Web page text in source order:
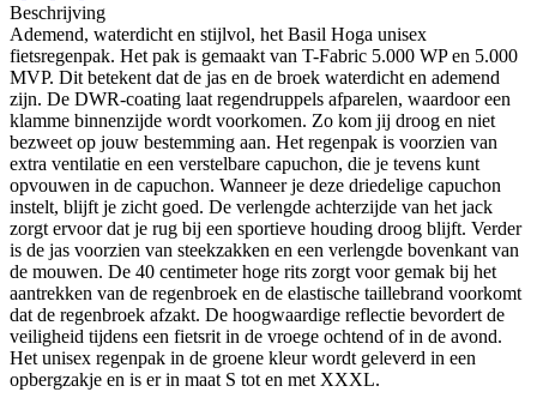
Beschrijving
Ademend, waterdicht en stijlvol, het Basil Hoga unisex
fietsregenpak. Het pak is gemaakt van T-Fabric 5.000 WP en 5.000
MVP. Dit betekent dat de jas en de broek waterdicht en ademend
zijn. De DWR-coating laat regendruppels afparelen, waardoor een
klamme binnenzijde wordt voorkomen. Zo kom jij droog en niet
bezweet op jouw bestemming aan. Het regenpak is voorzien van
extra ventilatie en een verstelbare capuchon, die je tevens kunt
opvouwen in de capuchon. Wanneer je deze driedelige capuchon
instelt, blijft je zicht goed. De verlengde achterzijde van het jack
zorgt ervoor dat je rug bij een sportieve houding droog blijft. Verder
is de jas voorzien van steekzakken en een verlengde bovenkant van
de mouwen. De 40 centimeter hoge rits zorgt voor gemak bij het
aantrekken van de regenbroek en de elastische taillebrand voorkomt
dat de regenbroek afzakt. De hoogwaardige reflectie bevordert de
veiligheid tijdens een fietsrit in de vroege ochtend of in de avond.
Het unisex regenpak in de groene kleur wordt geleverd in een
opbergzakje en is er in maat S tot en met XXXL.